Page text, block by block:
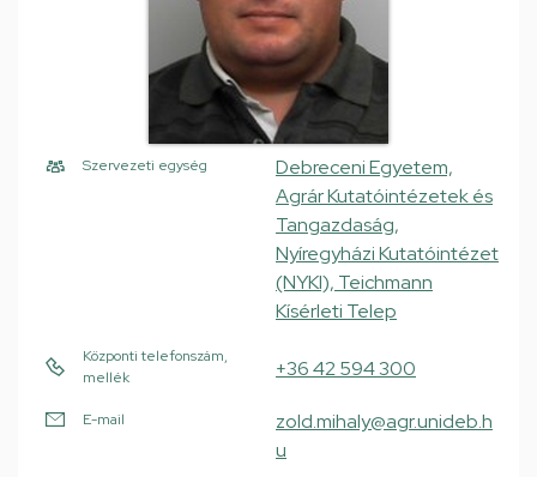
Szervezeti egység
Debreceni Egyetem,
Agrár Kutatóintézetek és
Tangazdaság,
Nyíregyházi Kutatóintézet
(NYKI), Teichmann
Kísérleti Telep
Központi telefonszám,
mellék
+36 42 594 300
E-mail
zold.mihaly@agr.unideb.h
u